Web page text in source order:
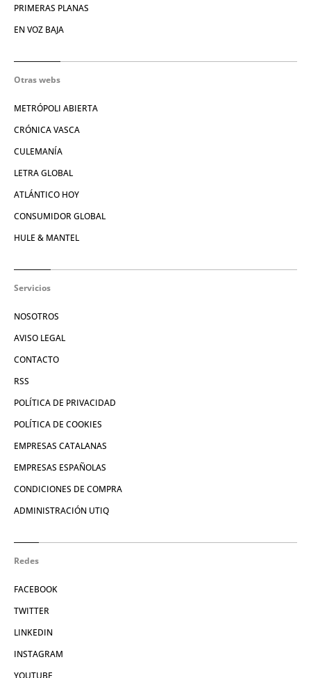
PRIMERAS PLANAS
EN VOZ BAJA
Otras webs
METRÓPOLI ABIERTA
CRÓNICA VASCA
CULEMANÍA
LETRA GLOBAL
ATLÁNTICO HOY
CONSUMIDOR GLOBAL
HULE & MANTEL
Servicios
NOSOTROS
AVISO LEGAL
CONTACTO
RSS
POLÍTICA DE PRIVACIDAD
POLÍTICA DE COOKIES
EMPRESAS CATALANAS
EMPRESAS ESPAÑOLAS
CONDICIONES DE COMPRA
ADMINISTRACIÓN UTIQ
Redes
FACEBOOK
TWITTER
LINKEDIN
INSTAGRAM
YOUTUBE